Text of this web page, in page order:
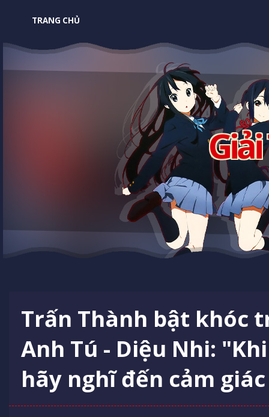
TRANG CHỦ
Trấn Thành bật khóc
Anh Tú - Diệu Nhi:
hãy nghĩ đến cảm